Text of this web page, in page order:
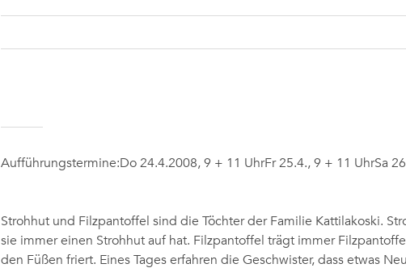
Aufführungstermine:Do 24.4.2008, 9 + 11 UhrFr 25.4., 9 + 11 UhrSa
Strohhut und Filzpantoffel sind die Töchter der Familie Kattilakoski.
sie immer einen Strohhut auf hat. Filzpantoffel trägt immer
den Füßen friert. Eines Tages erfahren die Geschwister, dass etwas